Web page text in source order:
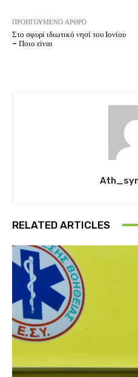
ΠΡΟΗΓΟΎΜΕΝΟ ΆΡΘΡΟ
Στο σφυρί ιδιωτικό νησί του Ιονίου
– Ποιο είναι
RELATED ARTICLES